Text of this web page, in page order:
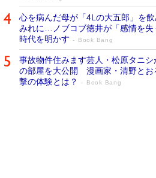
心を病んだ母が「4Lの大五郎」を飲
みれに…ノブコブ徳井が「感情を失
時代を明かす
Book Bang
事故物件住みます芸人・松原タニシ
の部屋を大公開 漫画家・清野とお
撃の体験とは？
Book Bang